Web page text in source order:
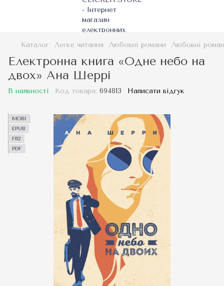
Каталог Легке читання Любовні романи Любовні
Електронна книга «Одне небо на
двох» Ана Шеррі
В наявності Код товара: 694813 Написати відгук
MOBI
EPUB
FB2
PDF